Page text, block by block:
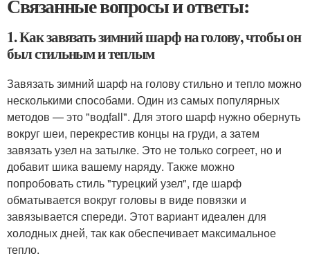
Связанные вопросы и ответы:
1. Как завязать зимний шарф на голову, чтобы он
был стильным и теплым
Завязать зимний шарф на голову стильно и тепло можно
несколькими способами. Один из самых популярных
методов — это "водfall". Для этого шарф нужно обернуть
вокруг шеи, перекрестив концы на груди, а затем
завязать узел на затылке. Это не только согреет, но и
добавит шика вашему наряду. Также можно
попробовать стиль "турецкий узел", где шарф
обматывается вокруг головы в виде повязки и
завязывается спереди. Этот вариант идеален для
холодных дней, так как обеспечивает максимальное
тепло.